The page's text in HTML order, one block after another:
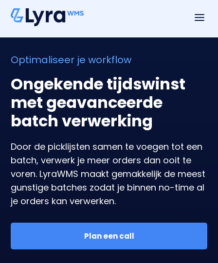
a
Optimaliseer je workflow
Ongekende tijdswinst
met geavanceerde
batch verwerking
Door de picklijsten samen te voegen tot een
batch, verwerk je meer orders dan ooit te
voren. LyraWMS maakt gemakkelijk de meest
gunstige batches zodat je binnen no-time al
je orders kan verwerken.
Plan een call